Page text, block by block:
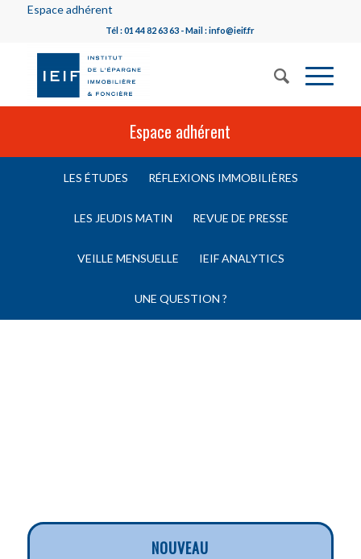
Espace adhérent
Tél : 01 44 82 63 63 - Mail : info@ieif.fr
Espace adhérent
LES ÉTUDES RÉFLEXIONS IMMOBILIÈRES
LES JEUDIS MATIN REVUE DE PRESSE
VEILLE MENSUELLE IEIF ANALYTICS
UNE QUESTION ?
NOUVEAU